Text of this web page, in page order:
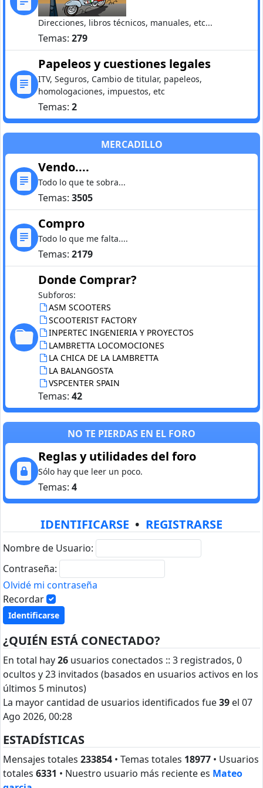
Direcciones, libros técnicos, manuales, etc...
Temas: 279
Papeleos y cuestiones legales
ITV, Seguros, Cambio de titular, papeleos,
homologaciones, impuestos, etc
Temas: 2
MERCADILLO
Vendo....
Todo lo que te sobra...
Temas: 3505
Compro
Todo lo que me falta....
Temas: 2179
Donde Comprar?
Subforos:
ASM SCOOTERS
SCOOTERIST FACTORY
INPERTEC INGENIERIA Y PROYECTOS
LAMBRETTA LOCOMOCIONES
LA CHICA DE LA LAMBRETTA
LA BALANGOSTA
VSPCENTER SPAIN
Temas: 42
NO TE PIERDAS EN EL FORO
Reglas y utilidades del foro
Sólo hay que leer un poco.
Temas: 4
IDENTIFICARSE • REGISTRARSE
Nombre de Usuario:
Contraseña:
Olvidé mi contraseña
Recordar
¿QUIÉN ESTÁ CONECTADO?
En total hay26 usuarios conectados :: 3 registrados, 0
ocultos y 23 invitados (basados en usuarios activos en los
últimos 5 minutos)
La mayor cantidad de usuarios identificados fue39 el 07
Ago 2026, 00:28
ESTADÍSTICAS
Mensajes totales 233854 • Temas totales 18977 • Usuarios
totales 6331 • Nuestro usuario más reciente es Mateo